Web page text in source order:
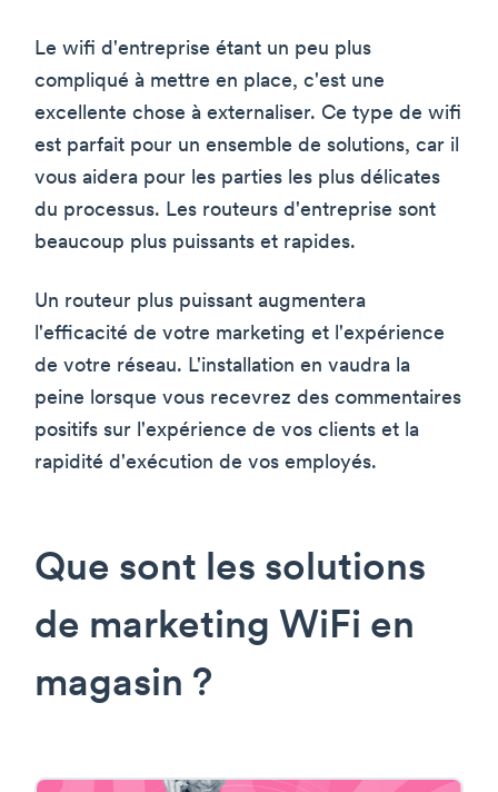
Le wifi d'entreprise étant un peu plus
compliqué à mettre en place, c'est une
excellente chose à externaliser. Ce type de wifi
est parfait pour un ensemble de solutions, car il
vous aidera pour les parties les plus délicates
du processus. Les routeurs d'entreprise sont
beaucoup plus puissants et rapides.
Un routeur plus puissant augmentera
l'efficacité de votre marketing et l'expérience
de votre réseau. L'installation en vaudra la
peine lorsque vous recevrez des commentaires
positifs sur l'expérience de vos clients et la
rapidité d'exécution de vos employés.
Que sont les solutions
de marketing WiFi en
magasin ?